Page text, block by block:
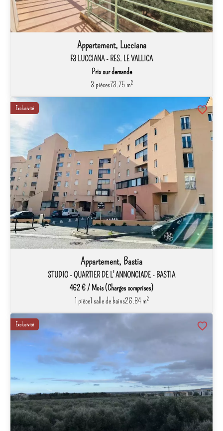
Appartement, Lucciana
F3 LUCCIANA - RES. LE VALLICA
Prix sur demande
3 pièces73.75 m²
Exclusivité
Appartement, Bastia
STUDIO - QUARTIER DE L' ANNONCIADE - BASTIA
462 € / Mois (Charges comprises)
1 pièce1 salle de bains26.84 m²
Exclusivité